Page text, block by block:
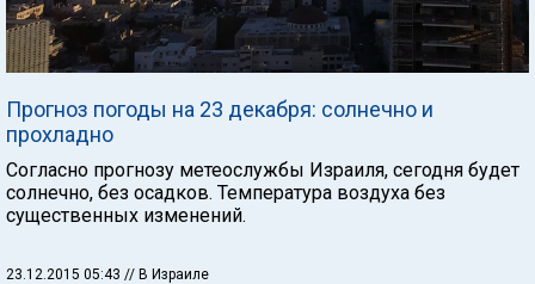
Прогноз погоды на 23 декабря: солнечно и
прохладно
Согласно прогнозу метеослужбы Израиля, сегодня будет
солнечно, без осадков. Температура воздуха без
существенных изменений.
23.12.2015 05:43 // В Израиле